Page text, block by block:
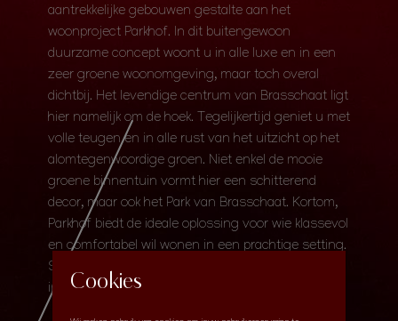
aantrekkelijke gebouwen gestalte aan het
woonproject Parkhof. In dit buitengewoon
duurzame concept woont u in alle luxe en in een
zeer groene woonomgeving, maar toch overal
dichtbij. Het levendige centrum van Brasschaat ligt
hier namelijk om de hoek. Tegelijkertijd geniet u met
volle teugen en in alle rust van het uitzicht op het
alomtegenwoordige groen. Niet enkel de mooie
groene binnentuin vormt hier een schitterend
decor, maar ook het Park van Brasschaat. Kortom,
Parkhof biedt de ideale oplossing voor wie klassevol
en comfortabel wil wonen in een prachtige setting.
Surf naar
www.parkhof-brasschaat.be
informatie.
Cookies